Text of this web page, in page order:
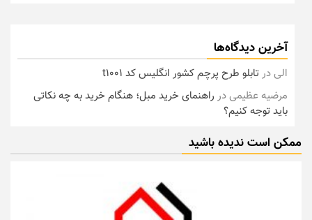
آخرین دیدگاه‌ها
الیدرتابلو طرح پرچم کشور انگلیس کد t1001
مرضیه عظیمیدر راهنمای خرید مبل؛ هنگام خرید به چه نکاتی
باید توجه کنیم؟
ممکن است ندیده باشید